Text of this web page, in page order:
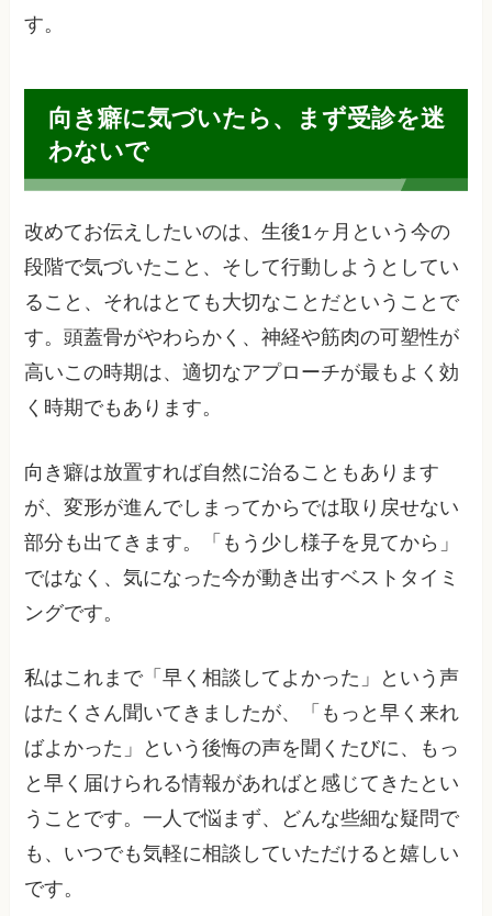
す。
向き癖に気づいたら、まず受診を迷
わないで
改めてお伝えしたいのは、生後1ヶ月という今の
段階で気づいたこと、そして行動しようとしてい
ること、それはとても大切なことだということで
す。頭蓋骨がやわらかく、神経や筋肉の可塑性が
高いこの時期は、適切なアプローチが最もよく効
く時期でもあります。
向き癖は放置すれば自然に治ることもあります
が、変形が進んでしまってからでは取り戻せない
部分も出てきます。「もう少し様子を見てから」
ではなく、気になった今が動き出すベストタイミ
ングです。
私はこれまで「早く相談してよかった」という声
はたくさん聞いてきましたが、「もっと早く来れ
ばよかった」という後悔の声を聞くたびに、もっ
と早く届けられる情報があればと感じてきたとい
うことです。一人で悩まず、どんな些細な疑問で
も、いつでも気軽に相談していただけると嬉しい
です。